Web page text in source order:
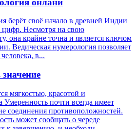
берёт своё начало в древней Индии
Несмотря на свою
она крайне точна и является ключом
Ведическая нумерология позволяет
в...
мягкостью, красотой и
почти всегда имеет
соединения противоположностей.
может сообщать о череде